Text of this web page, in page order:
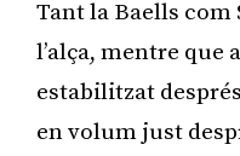
Tant la Baells
l’alça, mentre que
estabilitzat
en volum just